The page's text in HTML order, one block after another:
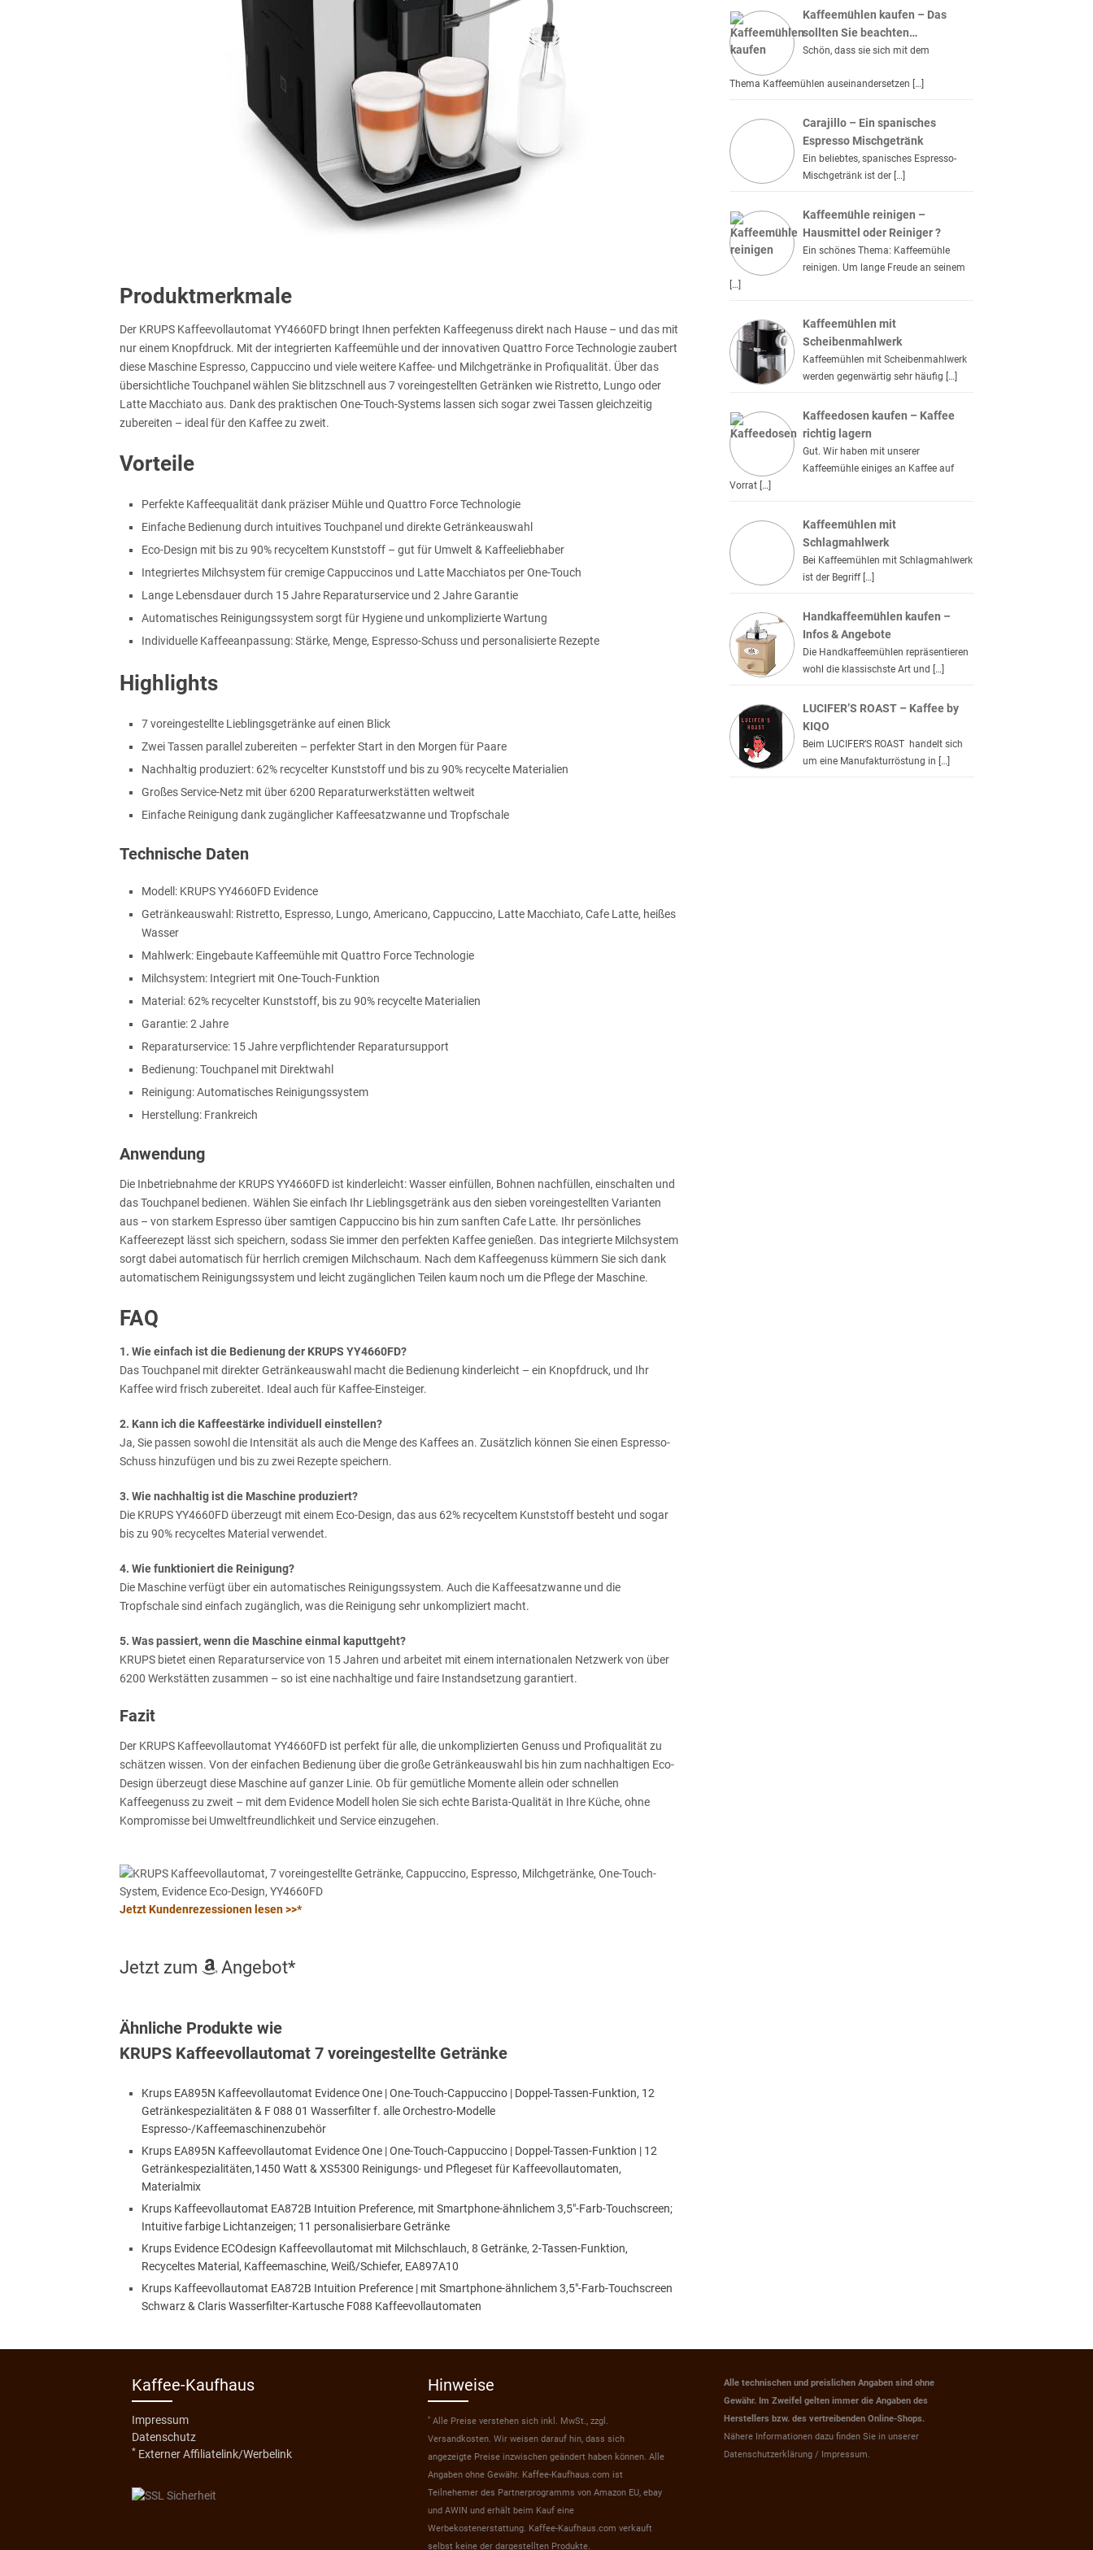
Produktmerkmale
Der KRUPS Kaffeevollautomat YY4660FD bringt Ihnen perfekten Kaffeegenuss direkt nach Hause – und das mit
nur einem Knopfdruck. Mit der integrierten Kaffeemühle und der innovativen Quattro Force Technologie zaubert
diese Maschine Espresso, Cappuccino und viele weitere Kaffee- und Milchgetränke in Profiqualität. Über das
übersichtliche Touchpanel wählen Sie blitzschnell aus 7 voreingestellten Getränken wie Ristretto, Lungo oder
Latte Macchiato aus. Dank des praktischen One-Touch-Systems lassen sich sogar zwei Tassen gleichzeitig
zubereiten – ideal für den Kaffee zu zweit.
Vorteile
Perfekte Kaffeequalität dank präziser Mühle und Quattro Force Technologie
Einfache Bedienung durch intuitives Touchpanel und direkte Getränkeauswahl
Eco-Design mit bis zu 90% recyceltem Kunststoff – gut für Umwelt & Kaffeeliebhaber
Integriertes Milchsystem für cremige Cappuccinos und Latte Macchiatos per One-Touch
Lange Lebensdauer durch 15 Jahre Reparaturservice und 2 Jahre Garantie
Automatisches Reinigungssystem sorgt für Hygiene und unkomplizierte Wartung
Individuelle Kaffeeanpassung: Stärke, Menge, Espresso-Schuss und personalisierte Rezepte
Highlights
7 voreingestellte Lieblingsgetränke auf einen Blick
Zwei Tassen parallel zubereiten – perfekter Start in den Morgen für Paare
Nachhaltig produziert: 62% recycelter Kunststoff und bis zu 90% recycelte Materialien
Großes Service-Netz mit über 6200 Reparaturwerkstätten weltweit
Einfache Reinigung dank zugänglicher Kaffeesatzwanne und Tropfschale
Technische Daten
Modell: KRUPS YY4660FD Evidence
Getränkeauswahl: Ristretto, Espresso, Lungo, Americano, Cappuccino, Latte Macchiato, Cafe Latte, heißes
Wasser
Mahlwerk: Eingebaute Kaffeemühle mit Quattro Force Technologie
Milchsystem: Integriert mit One-Touch-Funktion
Material: 62% recycelter Kunststoff, bis zu 90% recycelte Materialien
Garantie: 2 Jahre
Reparaturservice: 15 Jahre verpflichtender Reparatursupport
Bedienung: Touchpanel mit Direktwahl
Reinigung: Automatisches Reinigungssystem
Herstellung: Frankreich
Anwendung
Die Inbetriebnahme der KRUPS YY4660FD ist kinderleicht: Wasser einfüllen, Bohnen nachfüllen, einschalten und
das Touchpanel bedienen. Wählen Sie einfach Ihr Lieblingsgetränk aus den sieben voreingestellten Varianten
aus – von starkem Espresso über samtigen Cappuccino bis hin zum sanften Cafe Latte. Ihr persönliches
Kaffeerezept lässt sich speichern, sodass Sie immer den perfekten Kaffee genießen. Das integrierte Milchsystem
sorgt dabei automatisch für herrlich cremigen Milchschaum. Nach dem Kaffeegenuss kümmern Sie sich dank
automatischem Reinigungssystem und leicht zugänglichen Teilen kaum noch um die Pflege der Maschine.
FAQ
1. Wie einfach ist die Bedienung der KRUPS YY4660FD?
Das Touchpanel mit direkter Getränkeauswahl macht die Bedienung kinderleicht – ein Knopfdruck, und Ihr
Kaffee wird frisch zubereitet. Ideal auch für Kaffee-Einsteiger.
2. Kann ich die Kaffeestärke individuell einstellen?
Ja, Sie passen sowohl die Intensität als auch die Menge des Kaffees an. Zusätzlich können Sie einen Espresso-
Schuss hinzufügen und bis zu zwei Rezepte speichern.
3. Wie nachhaltig ist die Maschine produziert?
Die KRUPS YY4660FD überzeugt mit einem Eco-Design, das aus 62% recyceltem Kunststoff besteht und sogar
bis zu 90% recyceltes Material verwendet.
4. Wie funktioniert die Reinigung?
Die Maschine verfügt über ein automatisches Reinigungssystem. Auch die Kaffeesatzwanne und die
Tropfschale sind einfach zugänglich, was die Reinigung sehr unkompliziert macht.
5. Was passiert, wenn die Maschine einmal kaputtgeht?
KRUPS bietet einen Reparaturservice von 15 Jahren und arbeitet mit einem internationalen Netzwerk von über
6200 Werkstätten zusammen – so ist eine nachhaltige und faire Instandsetzung garantiert.
Fazit
Der KRUPS Kaffeevollautomat YY4660FD ist perfekt für alle, die unkomplizierten Genuss und Profiqualität zu
schätzen wissen. Von der einfachen Bedienung über die große Getränkeauswahl bis hin zum nachhaltigen Eco-
Design überzeugt diese Maschine auf ganzer Linie. Ob für gemütliche Momente allein oder schnellen
Kaffeegenuss zu zweit – mit dem Evidence Modell holen Sie sich echte Barista-Qualität in Ihre Küche, ohne
Kompromisse bei Umweltfreundlichkeit und Service einzugehen.
Jetzt Kundenrezessionen lesen >>*
Jetzt zum Angebot*
Ähnliche Produkte wie
KRUPS Kaffeevollautomat 7 voreingestellte Getränke
Krups EA895N Kaffeevollautomat Evidence One | One-Touch-Cappuccino | Doppel-Tassen-Funktion, 12
Getränkespezialitäten & F 088 01 Wasserfilter f. alle Orchestro-Modelle
Espresso-/Kaffeemaschinenzubehör
Krups EA895N Kaffeevollautomat Evidence One | One-Touch-Cappuccino | Doppel-Tassen-Funktion | 12
Getränkespezialitäten,1450 Watt & XS5300 Reinigungs- und Pflegeset für Kaffeevollautomaten,
Materialmix
Krups Kaffeevollautomat EA872B Intuition Preference, mit Smartphone-ähnlichem 3,5"-Farb-Touchscreen;
Intuitive farbige Lichtanzeigen; 11 personalisierbare Getränke
Krups Evidence ECOdesign Kaffeevollautomat mit Milchschlauch, 8 Getränke, 2-Tassen-Funktion,
Recyceltes Material, Kaffeemaschine, Weiß/Schiefer, EA897A10
Krups Kaffeevollautomat EA872B Intuition Preference | mit Smartphone-ähnlichem 3,5"-Farb-Touchscreen
Schwarz & Claris Wasserfilter-Kartusche F088 Kaffeevollautomaten
Kaffeemühlen kaufen – Das
sollten Sie beachten…
Schön, dass sie sich mit dem
Thema Kaffeemühlen auseinandersetzen […]
Carajillo – Ein spanisches
Espresso Mischgetränk
Ein beliebtes, spanisches Espresso-
Mischgetränk ist der […]
Kaffeemühle reinigen –
Hausmittel oder Reiniger ?
Ein schönes Thema: Kaffeemühle
reinigen. Um lange Freude an seinem
[…]
Kaffeemühlen mit
Scheibenmahlwerk
Kaffeemühlen mit Scheibenmahlwerk
werden gegenwärtig sehr häufig […]
Kaffeedosen kaufen – Kaffee
richtig lagern
Gut. Wir haben mit unserer
Kaffeemühle einiges an Kaffee auf
Vorrat […]
Kaffeemühlen mit
Schlagmahlwerk
Bei Kaffeemühlen mit Schlagmahlwerk
ist der Begriff […]
Handkaffeemühlen kaufen –
Infos & Angebote
Die Handkaffeemühlen repräsentieren
wohl die klassischste Art und […]
LUCIFER’S ROAST – Kaffee by
KIQO
Beim LUCIFER’S ROAST handelt sich
um eine Manufakturröstung in […]
Kaffee-Kaufhaus
Impressum
Datenschutz
* Externer Affiliatelink/Werbelink
Hinweise
* Alle Preise verstehen sich inkl. MwSt., zzgl.
Versandkosten. Wir weisen darauf hin, dass sich
angezeigte Preise inzwischen geändert haben können. Alle
Angaben ohne Gewähr. Kaffee-Kaufhaus.com ist
Teilnehemer des Partnerprogramms von Amazon EU, ebay
und AWIN und erhält beim Kauf eine
Werbekostenerstattung. Kaffee-Kaufhaus.com verkauft
selbst keine der dargestellten Produkte.
Alle technischen und preislichen Angaben sind ohne
Gewähr. Im Zweifel gelten immer die Angaben des
Herstellers bzw. des vertreibenden Online-Shops.
Nähere Informationen dazu finden Sie in unserer
Datenschutzerklärung / Impressum.